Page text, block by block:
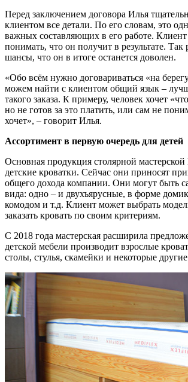
Перед заключением договора Илья
клиентом все детали. По его словам, это
важных составляющих в его работе.
понимать, что он получит в результате.
шансы, что он в итоге останется доволен.
«Обо всём нужно договариваться «на
можем найти с клиентом общий язык –
такого заказа. К примеру, человек хочет
но не готов за это платить, или сам не
хочет», – говорит Илья.
Ассортимент в первую очередь для детей
Основная продукция столярной
детские кроватки. Сейчас они приносят
общего дохода компании. Они могут быть
вида: одно – и двухъярусные, в форме
комодом и т.д. Клиент может выбрать
заказать кровать по своим критериям.
С 2018 года мастерская расширила
детской мебели производит взрослые
столы, стулья, скамейки и некоторые